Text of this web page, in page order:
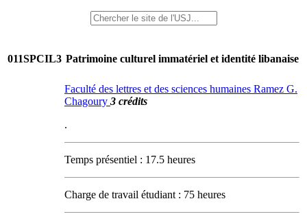
011SPCIL3 Patrimoine culturel immatériel et identité libanaise
Faculté des lettres et des sciences humaines Ramez G.
Chagoury 3 crédits
.
Temps présentiel : 17.5 heures
Charge de travail étudiant : 75 heures